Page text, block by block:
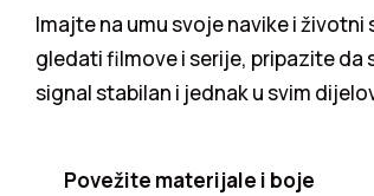
Imajte na umu svoje navike i
gledati filmove i serije, pripazite da
signal stabilan i jednak u svim
Povežite materijale i boje